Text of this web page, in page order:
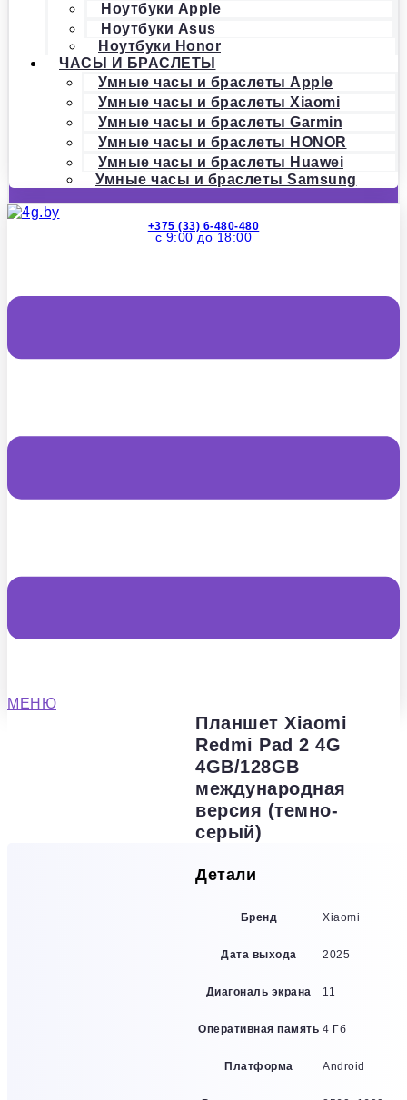
Ноутбуки Apple
Ноутбуки Asus
Ноутбуки Honor
ЧАСЫ И БРАСЛЕТЫ
Умные часы и браслеты Apple
Умные часы и браслеты Xiaomi
Умные часы и браслеты Garmin
Умные часы и браслеты HONOR
Умные часы и браслеты Huawei
Умные часы и браслеты Samsung
+375 (33) 6-480-480
с 9:00 до 18:00
МЕНЮ
Планшет Xiaomi
Redmi Pad 2 4G
4GB/128GB
международная
версия (темно-
серый)
Детали
Бренд Xiaomi
Дата выхода 2025
Диагональ экрана 11
Оперативная память 4 Гб
Платформа Android